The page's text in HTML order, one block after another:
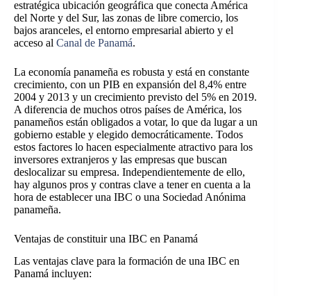
estratégica ubicación geográfica que conecta América
del Norte y del Sur, las zonas de libre comercio, los
bajos aranceles, el entorno empresarial abierto y el
acceso al Canal de Panamá.
La economía panameña es robusta y está en constante
crecimiento, con un PIB en expansión del 8,4% entre
2004 y 2013 y un crecimiento previsto del 5% en 2019.
A diferencia de muchos otros países de América, los
panameños están obligados a votar, lo que da lugar a un
gobierno estable y elegido democráticamente. Todos
estos factores lo hacen especialmente atractivo para los
inversores extranjeros y las empresas que buscan
deslocalizar su empresa. Independientemente de ello,
hay algunos pros y contras clave a tener en cuenta a la
hora de establecer una IBC o una Sociedad Anónima
panameña.
Ventajas de constituir una IBC en Panamá
Las ventajas clave para la formación de una IBC en
Panamá incluyen: